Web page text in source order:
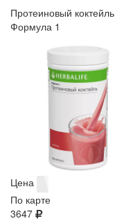
Протеиновый коктейль
Формула 1
Цена
По карте
3647